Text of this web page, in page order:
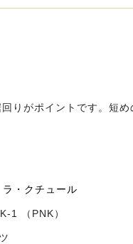
りがポイントです。短
・クチュール
1 （PNK）